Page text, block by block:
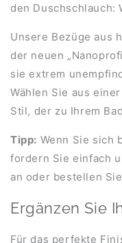
den Duschschlauch:
Unsere Bezüge aus
der neuen
sie extrem
Wählen Sie aus
Stil, der zu Ihrem
Tipp: Wenn Sie sich
fordern Sie einfach
an oder bestellen
Ergänzen Sie
Für das perfekte